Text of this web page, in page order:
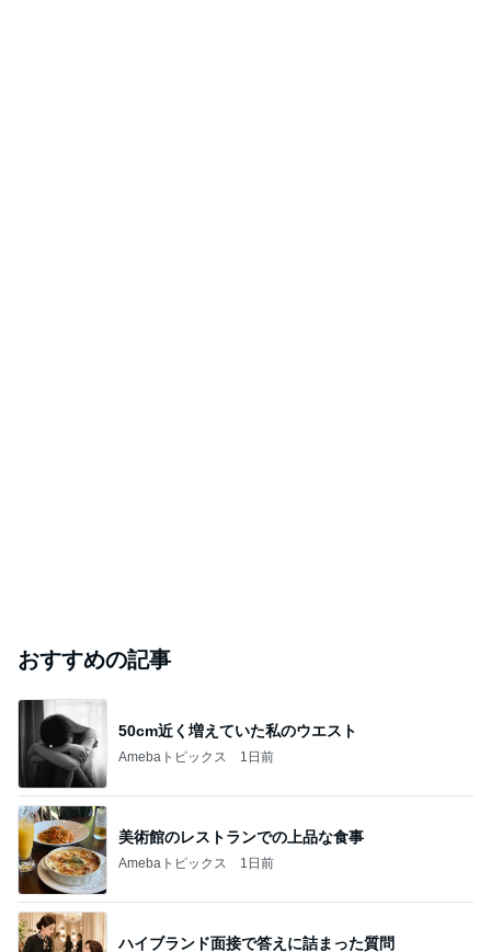
おすすめの記事
50cm近く増えていた私のウエスト
Amebaトピックス 1日前
美術館のレストランでの上品な食事
Amebaトピックス 1日前
ハイブランド面接で答えに詰まった質問